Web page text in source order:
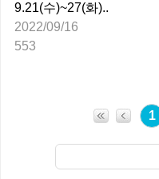
9.21(수)~27(화)..
2022/09/16
553
1